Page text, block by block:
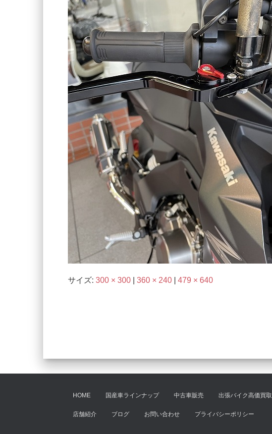
サイズ: 300 × 300 360 × 240 479 × 640
HOME 国産車ラインナップ 中古車販売 出張バイク高価買取
店舗紹介 ブログ お問い合わせ プライバシーポリシー